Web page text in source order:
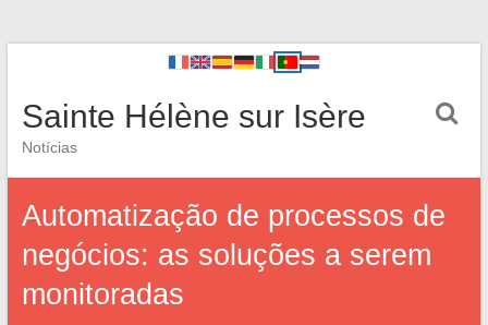
Sainte Hélène sur Isère
Notícias
Automatização de processos de
negócios: as soluções a serem
monitoradas